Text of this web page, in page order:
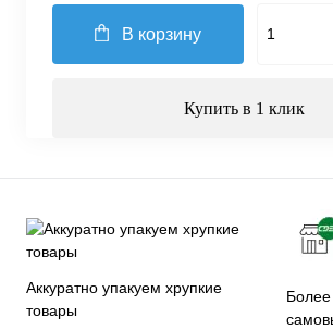
В корзину
Купить в 1 клик
Аккуратно упакуем хрупкие
товары
Более